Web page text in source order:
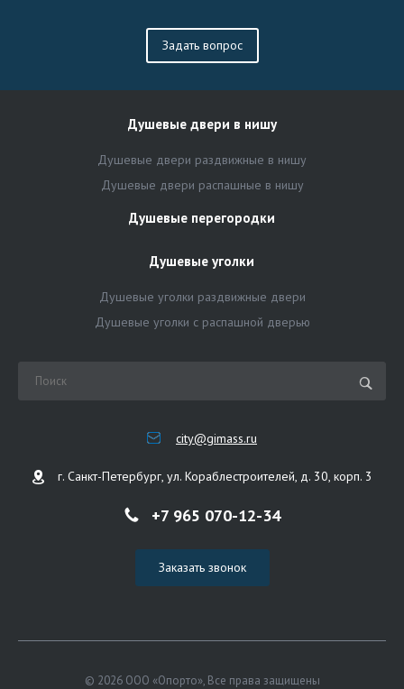
Задать вопрос
Душевые двери в нишу
Душевые двери раздвижные в нишу
Душевые двери распашные в нишу
Душевые перегородки
Душевые уголки
Душевые уголки раздвижные двери
Душевые уголки с распашной дверью
city@gimass.ru
г. Санкт-Петербург, ул. Кораблестроителей, д. 30, корп. 3
+7 965 070-12-34
Заказать звонок
© 2026 ООО «Опорто», Все права защищены